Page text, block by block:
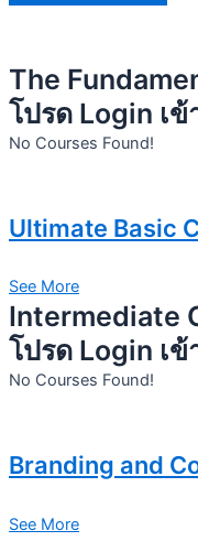
The
โปรด Login เ
No Courses Found!
Ultimate Basic
See More
Intermediate
โปรด Login เ
No Courses Found!
Branding and
See More